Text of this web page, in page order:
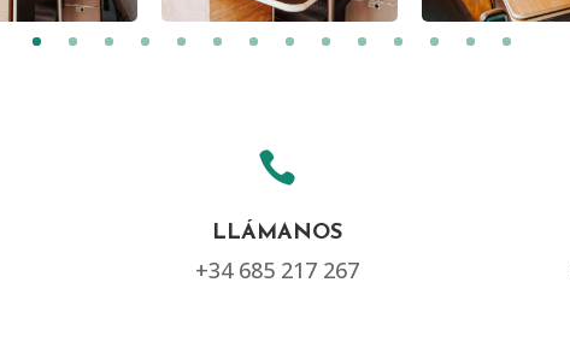

LLÁMANOS
+34 685 217 267